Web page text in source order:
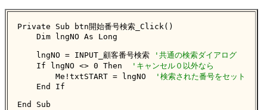
Private Sub btn開始番号検索_Click()
    Dim lngNO As Long
    lngNO = INPUT_顧客番号検索
'共通の検索ダイアログ
    If lngNO <> 0 Then
'キャンセル０以外なら
        Me!txtSTART = lngNO
'検索された番号をセット
    End If
End Sub